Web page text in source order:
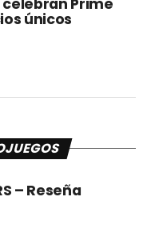
celebran Prime
únicos
– Reseña